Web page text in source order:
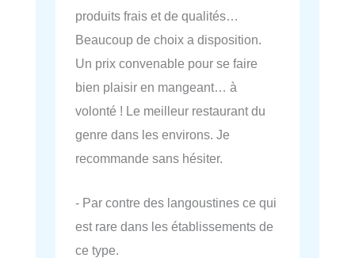
produits frais et de qualités…
Beaucoup de choix a disposition.
Un prix convenable pour se faire
bien plaisir en mangeant… à
volonté ! Le meilleur restaurant du
genre dans les environs. Je
recommande sans hésiter.
- Par contre des langoustines ce qui
est rare dans les établissements de
ce type.